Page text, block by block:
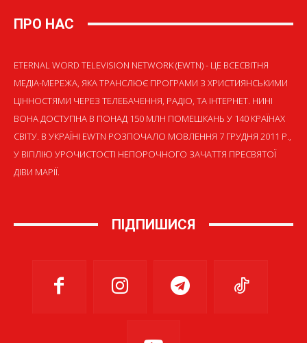
ПРО НАС
ETERNAL WORD TELEVISION NETWORK (EWTN) - ЦЕ ВСЕСВІТНЯ
МЕДІА-МЕРЕЖА, ЯКА ТРАНСЛЮЄ ПРОГРАМИ З ХРИСТИЯНСЬКИМИ
ЦІННОСТЯМИ ЧЕРЕЗ ТЕЛЕБАЧЕННЯ, РАДІО, ТА ІНТЕРНЕТ. НИНІ
ВОНА ДОСТУПНА В ПОНАД 150 МЛН ПОМЕШКАНЬ У 140 КРАЇНАХ
СВІТУ. В УКРАЇНІ EWTN РОЗПОЧАЛО МОВЛЕННЯ 7 ГРУДНЯ 2011 Р.,
У ВІГІЛІЮ УРОЧИСТОСТІ НЕПОРОЧНОГО ЗАЧАТТЯ ПРЕСВЯТОЇ
ДІВИ МАРІЇ.
ПІДПИШИСЯ